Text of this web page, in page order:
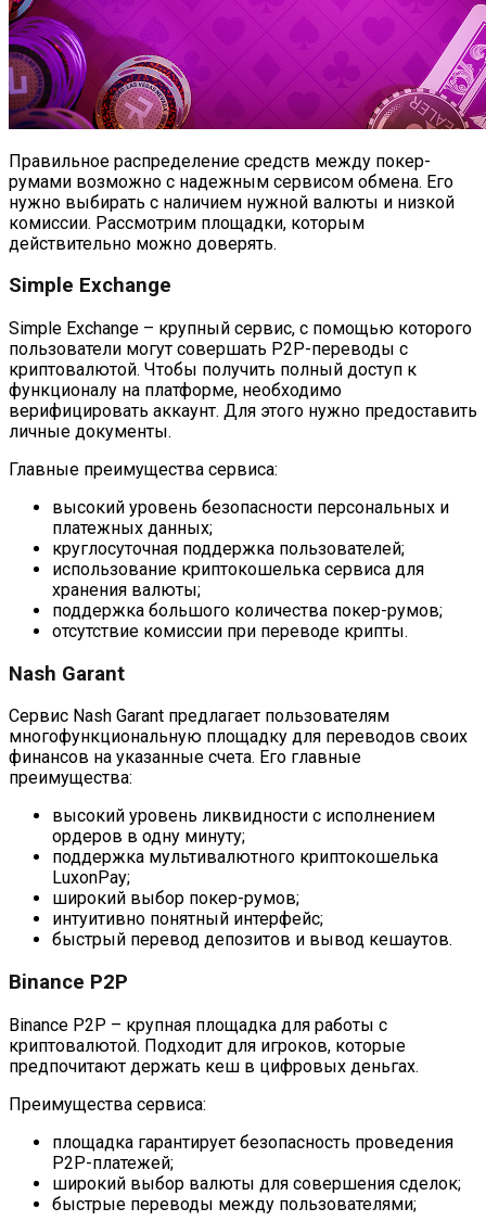
Правильное распределение средств между покер-
румами возможно с надежным сервисом обмена. Его
нужно выбирать с наличием нужной валюты и низкой
комиссии. Рассмотрим площадки, которым
действительно можно доверять.
Simple Exchange
Simple Exchange – крупный сервис, с помощью которого
пользователи могут совершать P2P-переводы с
криптовалютой. Чтобы получить полный доступ к
функционалу на платформе, необходимо
верифицировать аккаунт. Для этого нужно предоставить
личные документы.
Главные преимущества сервиса:
высокий уровень безопасности персональных и
платежных данных;
круглосуточная поддержка пользователей;
использование криптокошелька сервиса для
хранения валюты;
поддержка большого количества покер-румов;
отсутствие комиссии при переводе крипты.
Nash Garant
Сервис Nash Garant предлагает пользователям
многофункциональную площадку для переводов своих
финансов на указанные счета. Его главные
преимущества:
высокий уровень ликвидности с исполнением
ордеров в одну минуту;
поддержка мультивалютного криптокошелька
LuxonPay;
широкий выбор покер-румов;
интуитивно понятный интерфейс;
быстрый перевод депозитов и вывод кешаутов.
Binance P2P
Binance P2P – крупная площадка для работы с
криптовалютой. Подходит для игроков, которые
предпочитают держать кеш в цифровых деньгах.
Преимущества сервиса:
площадка гарантирует безопасность проведения
P2P-платежей;
широкий выбор валюты для совершения сделок;
быстрые переводы между пользователями;